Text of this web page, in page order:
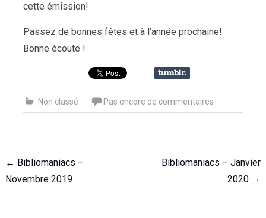
cette émission!
Passez de bonnes fêtes et à l’année prochaine!
Bonne écoute !
Non classé Pas encore de commentaires
Navigation
de
← Bibliomaniacs –
Novembre 2019
Bibliomaniacs – Janvier
2020 →